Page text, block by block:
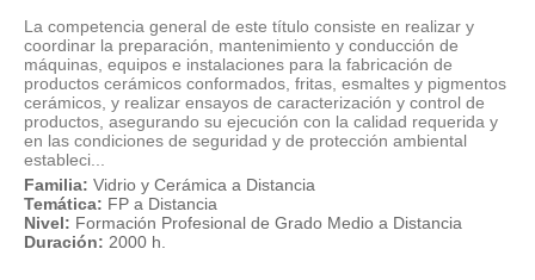
La competencia general de este título consiste en realizar y
coordinar la preparación, mantenimiento y conducción de
máquinas, equipos e instalaciones para la fabricación de
productos cerámicos conformados, fritas, esmaltes y pigmentos
cerámicos, y realizar ensayos de caracterización y control de
productos, asegurando su ejecución con la calidad requerida y
en las condiciones de seguridad y de protección ambiental
estableci...
Familia: Vidrio y Cerámica a Distancia
Temática: FP a Distancia
Nivel: Formación Profesional de Grado Medio a Distancia
Duración: 2000 h.